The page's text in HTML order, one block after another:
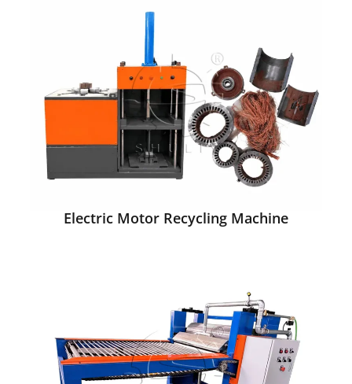
Electric Motor Recycling Machine